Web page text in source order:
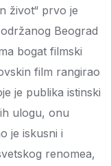
život“ prvo je
Beograd
bogat filmski
film rangirao
je publika istinski
ulogu, onu
je iskusni i
renomea,